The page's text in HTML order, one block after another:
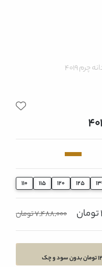
4019
115 120 125
7,488,000 تومان